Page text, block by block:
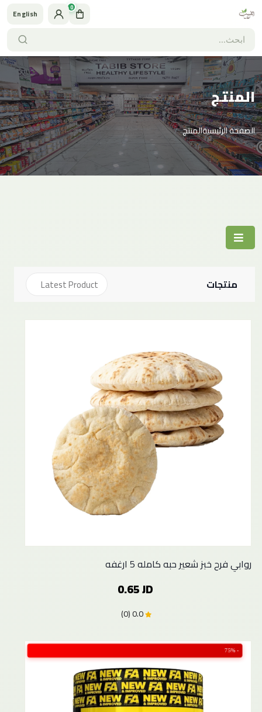
0
English
المنتج
الصفحة الرئيسيةالمنتج
منتجات
روابي فرح خبز شعير حبه كامله 5 ارغفه
0.65 JD